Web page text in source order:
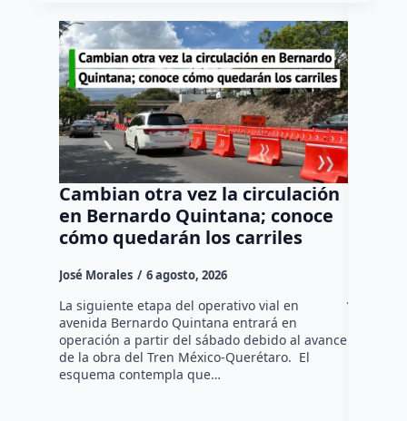
Cambian otra vez la circulación
en Bernardo Quintana; conoce
cómo quedarán los carriles
José Morales 6 agosto, 2026
La siguiente etapa del operativo vial en
avenida Bernardo Quintana entrará en
operación a partir del sábado debido al avance
de la obra del Tren México-Querétaro. El
esquema contempla que…